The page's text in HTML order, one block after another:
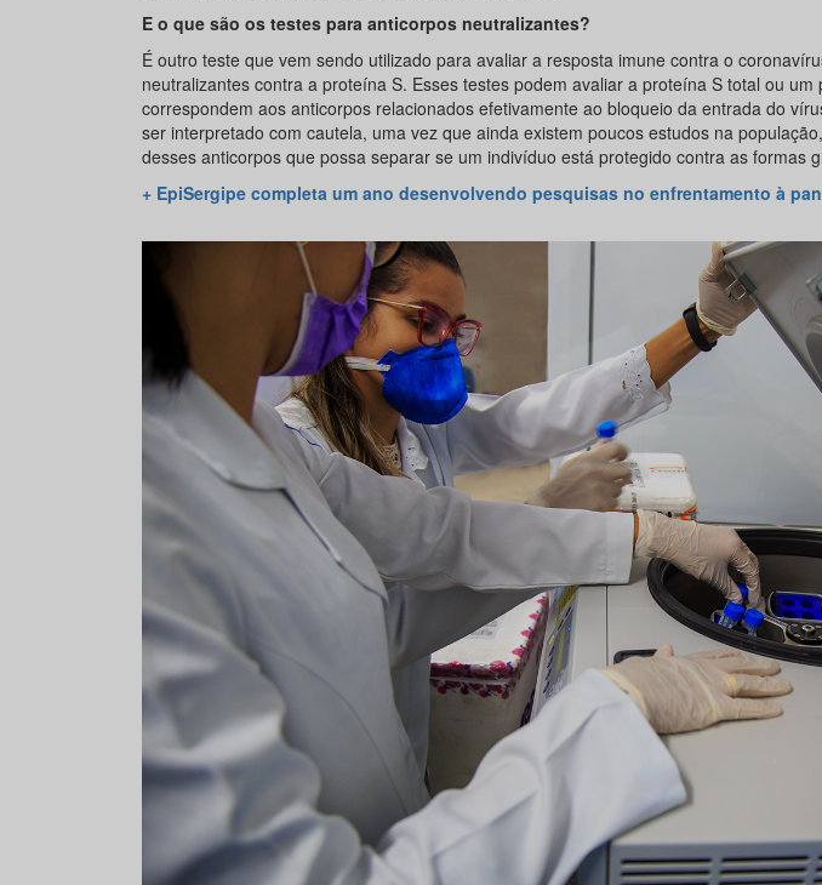
E o que são os testes para anticorpos neutralizantes?
É outro teste que vem sendo utilizado para avaliar a resposta imune contra o
neutralizantes contra a proteína S. Esses testes podem avaliar a proteína S total ou
correspondem aos anticorpos relacionados efetivamente ao bloqueio da entrada do
ser interpretado com cautela, uma vez que ainda existem poucos estudos na
desses anticorpos que possa separar se um indivíduo está protegido contra as formas
+ EpiSergipe completa um ano desenvolvendo pesquisas no enfrentamento à